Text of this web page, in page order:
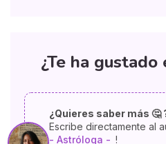
¿Te ha
¿Quieres saber más 🤔
Escribe directamente al
- Astróloga - !